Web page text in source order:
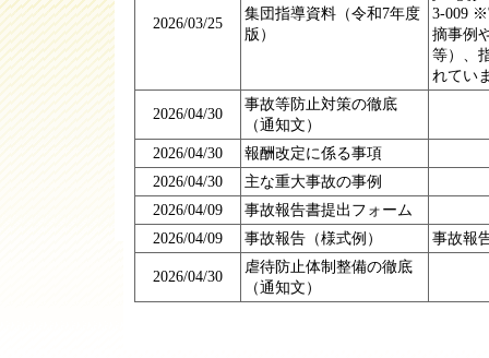
2026/03/25
集団指導資料（令和7年度
版）
3-009 ※
摘事例
等）、
れてい
2026/04/30
事故等防止対策の徹底
（通知文）
2026/04/30
報酬改定に係る事項
2026/04/30
主な重大事故の事例
2026/04/09
事故報告書提出フォーム
2026/04/09
事故報告（様式例） 事故報
2026/04/30
虐待防止体制整備の徹底
（通知文）